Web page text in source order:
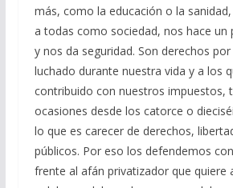
más, como la educación o la
a todas como sociedad, nos hace un
y nos da seguridad. Son derechos
luchado durante nuestra vida y a los
contribuido con nuestros impuestos,
ocasiones desde los catorce o
lo que es carecer de derechos,
públicos. Por eso los defendemos
frente al afán privatizador que quiere